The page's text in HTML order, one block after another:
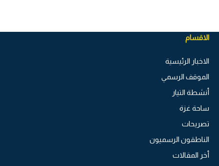
الاقسام
الاخبار الرئيسية
الموقف الرسمي
أنشطة التيار
ساحة غزة
تصريحات
الناطقون الرسميون
أخر المقالات